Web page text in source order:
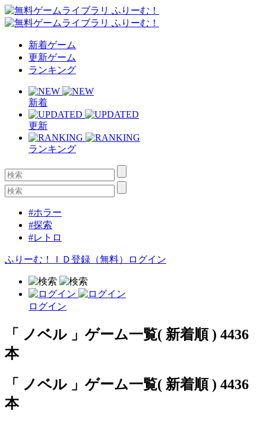
新着ゲーム
更新ゲーム
ランキング
新着
更新
ランキング
#ホラー
#探索
#レトロ
ふりーむ！ＩＤ登録（無料） ログイン
ログイン
「 ノベル 」ゲーム一覧( 新着順 ) 4436
本
「 ノベル 」ゲーム一覧( 新着順 ) 4436
本